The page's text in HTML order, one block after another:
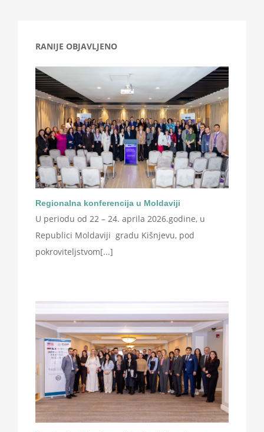
RANIJE OBJAVLJENO
Regionalna konferencija u Moldaviji
U periodu od 22 – 24. aprila 2026.godine, u
Republici Moldaviji gradu Kišnjevu, pod
pokroviteljstvom[...]